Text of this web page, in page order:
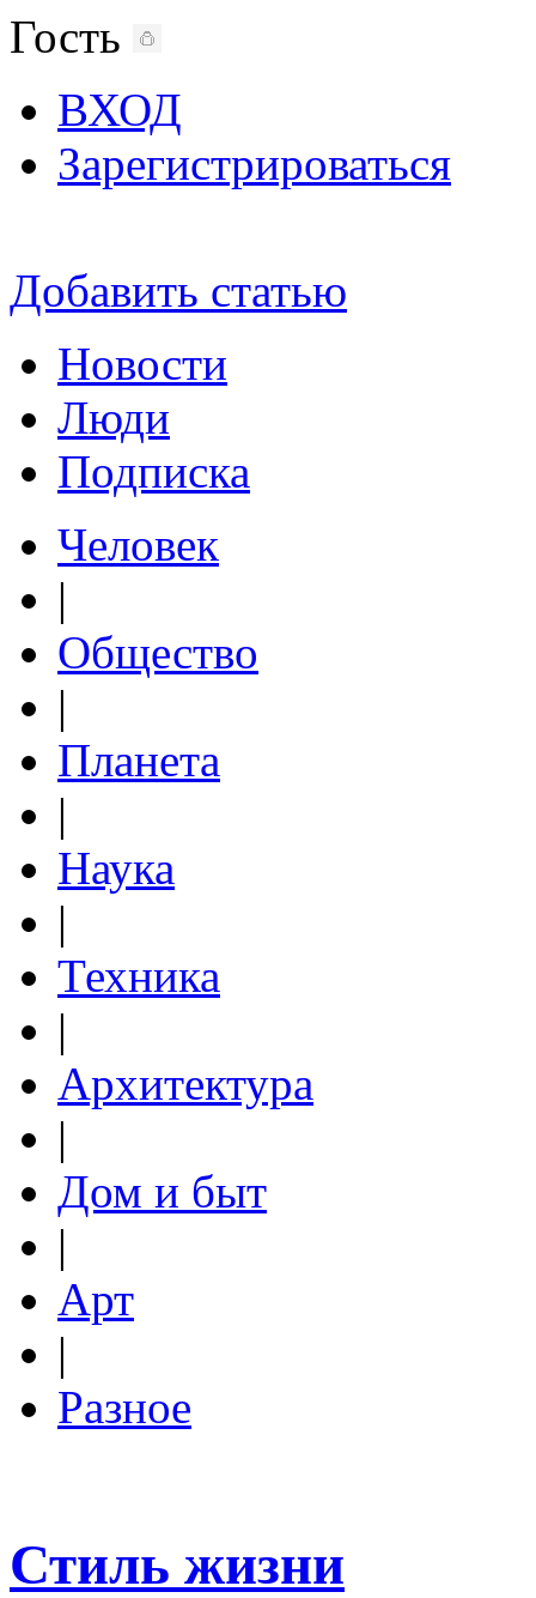
Гость
ВХОД
Зарегистрироваться
Добавить статью
Новости
Люди
Подписка
Человек
|
Общество
|
Планета
|
Наука
|
Техника
|
Архитектура
|
Дом и быт
|
Арт
|
Разное
Стиль жизни